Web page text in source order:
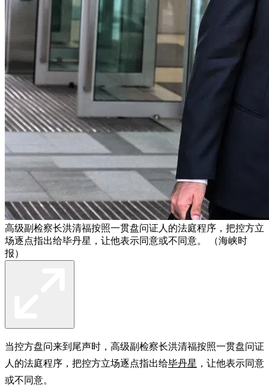
高级副检察长洪清福按照一贯盘问证人的法庭程序，把控方立
场逐点指出给毕丹星，让他表示同意或不同意。 （海峡时
报）
当控方盘问来到尾声时，高级副检察长洪清福按照一贯盘问证
人的法庭程序，把控方立场逐点指出给毕丹星 ，让他表示同意
或不同意。